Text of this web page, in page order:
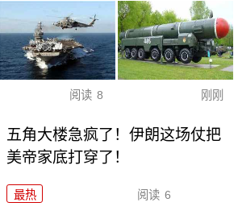
阅读 8 刚刚
五角大楼急疯了！伊朗这场仗把
美帝家底打穿了！
最热 阅读 6